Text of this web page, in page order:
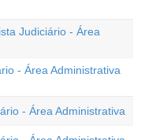
Judiciário - Área
- Área Administrativa
- Área Administrativa